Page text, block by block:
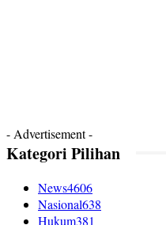
- Advertisement -
Kategori Pilihan
News4606
Nasional638
Hukum381